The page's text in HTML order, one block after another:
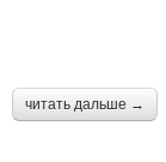
читать дальше →